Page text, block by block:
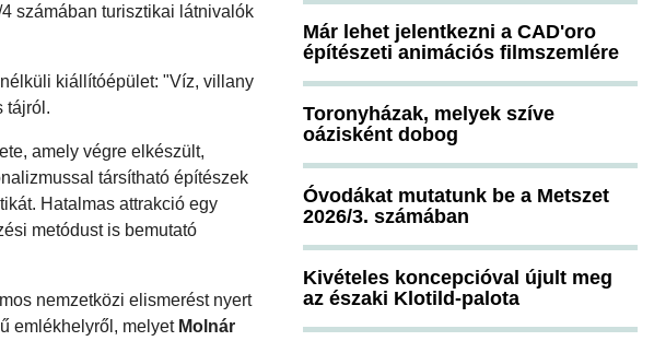
számában turisztikai látnivalók
kiállítóépület: "Víz, villany
tájról.
amely végre elkészült,
társítható építészek
Hatalmas attrakció egy
metódust is bemutató
nemzetközi elismerést nyert
emlékhelyről, melyet Molnár
Már lehet jelentkezni a CAD'oro
építészeti animációs filmszemlére
Toronyházak, melyek szíve
oázisként dobog
Óvodákat mutatunk be a Metszet
2026/3. számában
Kivételes koncepcióval újult meg
az északi Klotild-palota